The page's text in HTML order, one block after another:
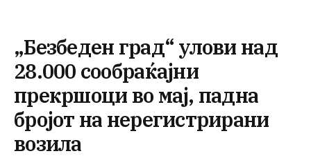
„Безбеден град“ улови над
28.000 сообраќајни
прекршоци во мај, падна
бројот на нерегистрирани
возила